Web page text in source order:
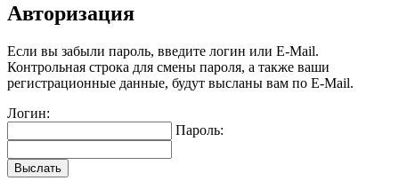
Авторизация
Если вы забыли пароль, введите логин или E-Mail.
Контрольная строка для смены пароля, а также ваши
регистрационные данные, будут высланы вам по E-Mail.
Логин:
Пароль:
Выслать